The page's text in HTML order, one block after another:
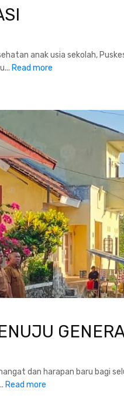
anak usia sekolah,
Read more
dan harapan baru bagi
Read more